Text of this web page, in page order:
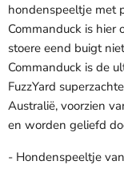
hondenspeeltje met
Commanduck is hier
stoere eend buigt
Commanduck is de
FuzzYard
Australië, voorzien
en worden geliefd
- Hondenspeeltje